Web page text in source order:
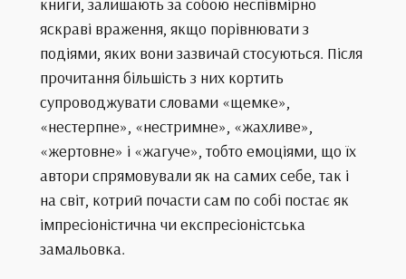
книги, залишають за собою неспівмірно
яскраві враження, якщо порівнювати з
подіями, яких вони зазвичай стосуються. Після
прочитання більшість з них кортить
супроводжувати словами «щемке»,
«нестерпне», «нестримне», «жахливе»,
«жертовне» і «жагуче», тобто емоціями, що їх
автори спрямовували як на самих себе, так і
на світ, котрий почасти сам по собі постає як
імпресіоністична чи експресіоністська
замальовка.